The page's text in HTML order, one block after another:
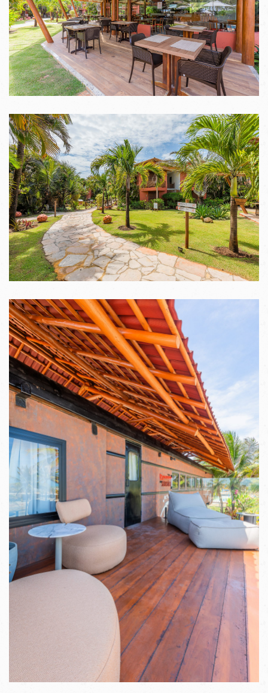
VER IMAGENS
VER IMAGENS
VER IMAGENS